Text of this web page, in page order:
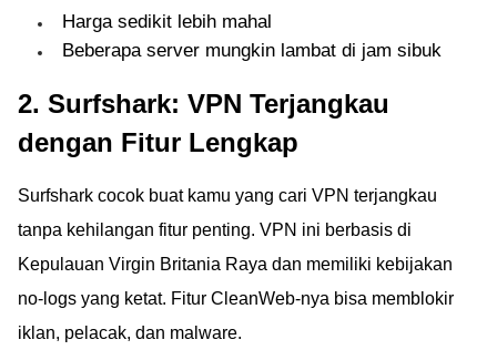
Harga sedikit lebih mahal
Beberapa server mungkin lambat di jam sibuk
2. Surfshark: VPN Terjangkau
dengan Fitur Lengkap
Surfshark cocok buat kamu yang cari VPN terjangkau
tanpa kehilangan fitur penting. VPN ini berbasis di
Kepulauan Virgin Britania Raya dan memiliki kebijakan
no-logs yang ketat. Fitur CleanWeb-nya bisa memblokir
iklan, pelacak, dan malware.